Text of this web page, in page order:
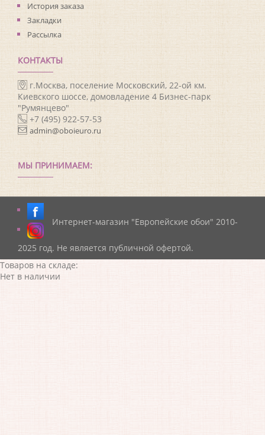
История заказа
Закладки
Рассылка
КОНТАКТЫ
г.Москва, поселение Московский, 22-ой км.
Киевского шоссе, домовладение 4 Бизнес-парк
"Румянцево"
+7 (495) 922-57-53
admin@oboieuro.ru
МЫ ПРИНИМАЕМ:
Интернет-магазин "Европейские обои" 2010-
2025 год. Не является публичной офертой.
Товаров на складе:
Нет в наличии